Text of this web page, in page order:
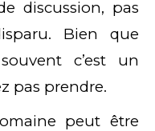
discussion, pas
Bien que
c’est un
pas prendre.
peut être